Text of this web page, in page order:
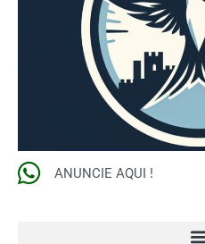
ANUNCIE AQUI !